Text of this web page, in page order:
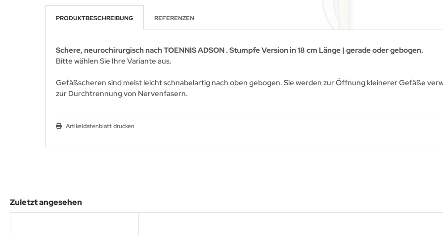
PRODUKTBESCHREIBUNG REFERENZEN
Schere, neurochirurgisch nach TOENNIS ADSON . Stumpfe Version in 18 cm Länge | gerade oder gebogen.
Bitte wählen Sie Ihre Variante aus.
Gefäßscheren sind meist leicht schnabelartig nach oben gebogen. Sie werden zur Öffnung kleinerer Gefäße
zur Durchtrennung von Nervenfasern.
Artikeldatenblatt drucken
Zuletzt angesehen